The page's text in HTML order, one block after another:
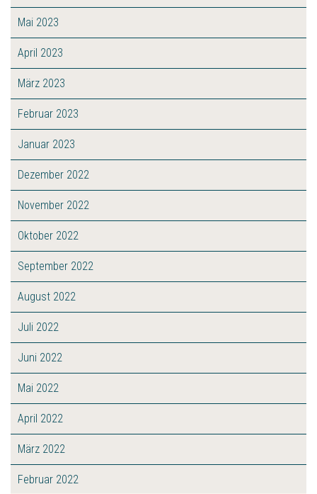
Mai 2023
April 2023
März 2023
Februar 2023
Januar 2023
Dezember 2022
November 2022
Oktober 2022
September 2022
August 2022
Juli 2022
Juni 2022
Mai 2022
April 2022
März 2022
Februar 2022